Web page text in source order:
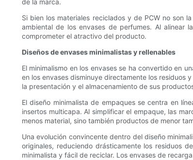
de la marca.
Si bien los materiales reciclados y de PCW no son
ambiental de los envases de perfumes. Al alinear
comprometer el atractivo del producto.
Diseños de envases minimalistas y rellenables
El minimalismo en los envases se ha convertido en
en los envases disminuye directamente los residuos
la presentación y el almacenamiento de sus
El diseño minimalista de empaques se centra en
insertos multicapa. Al simplificar el empaque, las
menos material, sino también productos de menor
Una evolución convincente dentro del diseño
originales, reduciendo drásticamente los residuos
minimalista y fácil de reciclar. Los envases de